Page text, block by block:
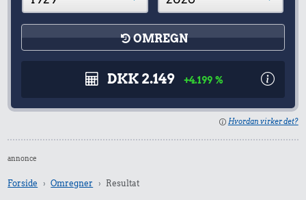
OMREGN
DKK 2.149 +4.199 %
Hvordan virker det?
annonce
Forside Omregner Resultat